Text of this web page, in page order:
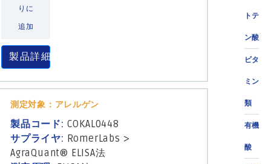
トテ
ン酸
ビタ
ミン
類
有機
酸
りに
追加
製品詳細
測定対象：アレルゲン
製品コード: COKAL0448
サプライヤ: RomerLabs >
AgraQuant® ELISA法